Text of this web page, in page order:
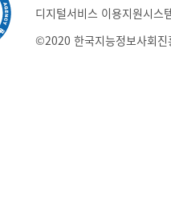
디지털서비스 이용지원시스
©2020 한국지능정보사회진